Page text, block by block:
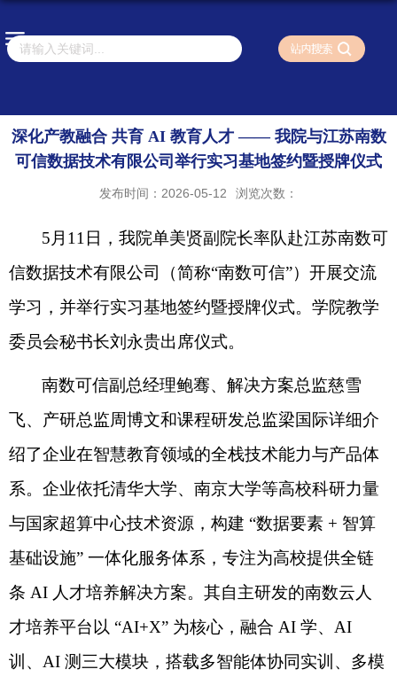
深化产教融合 共育 AI 教育人才 —— 我院与江苏南数
可信数据技术有限公司举行实习基地签约暨授牌仪式
发布时间：2026-05-12 浏览次数：
5 月 11 日，我院单美贤副院长率队赴江苏南数可
信数据技术有限公司（简称“南数可信”）开展交流
学习，并举行实习基地签约暨授牌仪式。学院教学
委员会秘书长刘永贵出席仪式。
南数可信副总经理鲍骞、解决方案总监慈雪
飞、产研总监周博文和课程研发总监梁国际详细介
绍了企业在智慧教育领域的全栈技术能力与产品体
系。企业依托清华大学、南京大学等高校科研力量
与国家超算中心技术资源，构建 “数据要素 + 智算
基础设施” 一体化服务体系，专注为高校提供全链
条 AI 人才培养解决方案。其自主研发的南数云人
才培养平台以 “AI+X” 为核心，融合 AI 学、 AI
训、 AI 测三大模块，搭载多智能体协同实训、多模